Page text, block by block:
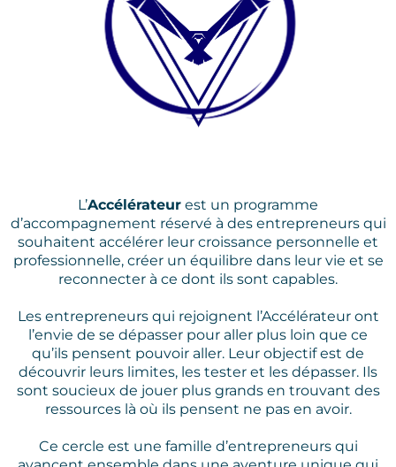
L’Accélérateur est un programme
d’accompagnement réservé à des entrepreneurs qui
souhaitent accélérer leur croissance personnelle et
professionnelle, créer un équilibre dans leur vie et se
reconnecter à ce dont ils sont capables.
Les entrepreneurs qui rejoignent l’Accélérateur ont
l’envie de se dépasser pour aller plus loin que ce
qu’ils pensent pouvoir aller. Leur objectif est de
découvrir leurs limites, les tester et les dépasser. Ils
sont soucieux de jouer plus grands en trouvant des
ressources là où ils pensent ne pas en avoir.
Ce cercle est une famille d’entrepreneurs qui